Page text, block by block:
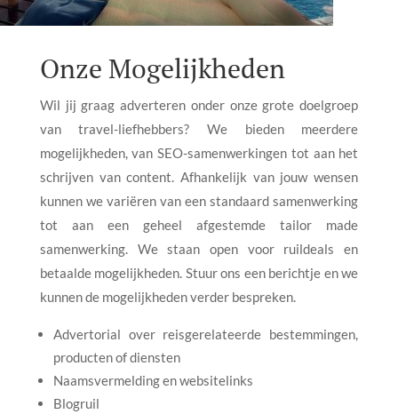
Onze Mogelijkheden
Wil jij graag adverteren onder onze grote doelgroep
van travel-liefhebbers? We bieden meerdere
mogelijkheden, van SEO-samenwerkingen tot aan het
schrijven van content. Afhankelijk van jouw wensen
kunnen we variëren van een standaard samenwerking
tot aan een geheel afgestemde tailor made
samenwerking. We staan open voor ruildeals en
betaalde mogelijkheden. Stuur ons een berichtje en we
kunnen de mogelijkheden verder bespreken.
Advertorial over reisgerelateerde bestemmingen,
producten of diensten
Naamsvermelding en websitelinks
Blogruil